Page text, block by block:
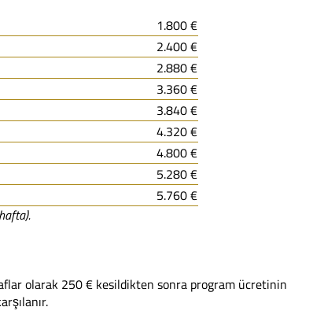
1.800 €
2.400 €
2.880 €
3.360 €
3.840 €
4.320 €
4.800 €
5.280 €
5.760 €
olarak 250 € kesildikten sonra program ücretinin